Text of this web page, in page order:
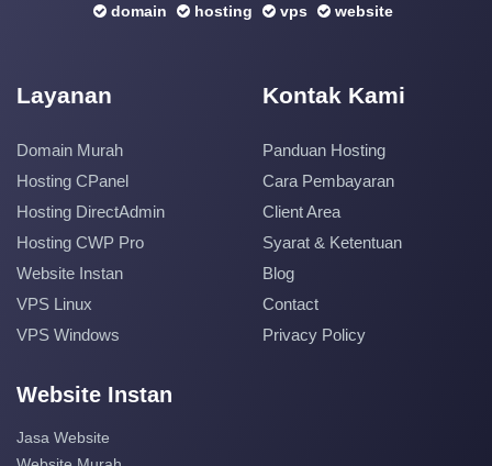
domain hosting vps website
Layanan
Domain Murah
Hosting CPanel
Hosting DirectAdmin
Hosting CWP Pro
Website Instan
VPS Linux
VPS Windows
Kontak Kami
Panduan Hosting
Cara Pembayaran
Client Area
Syarat & Ketentuan
Blog
Contact
Privacy Policy
Website Instan
Jasa Website